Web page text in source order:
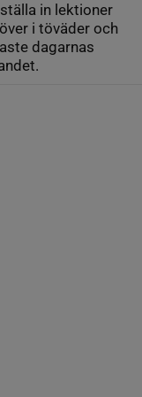
in lektioner
i töväder och
dagarnas